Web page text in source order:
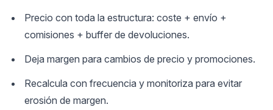
Precio con toda la estructura: coste + envío +
comisiones + buffer de devoluciones.
Deja margen para cambios de precio y promociones.
Recalcula con frecuencia y monitoriza para evitar
erosión de margen.